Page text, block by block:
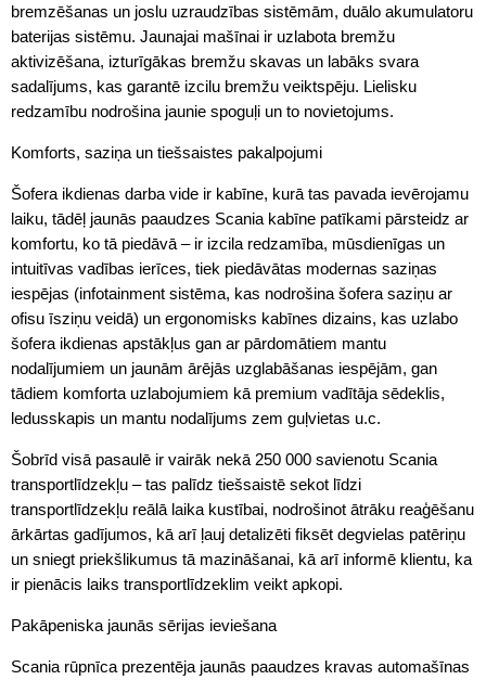
bremzēšanas un joslu uzraudzības sistēmām, duālo akumulatoru
baterijas sistēmu. Jaunajai mašīnai ir uzlabota bremžu
aktivizēšana, izturīgākas bremžu skavas un labāks svara
sadalījums, kas garantē izcilu bremžu veiktspēju. Lielisku
redzamību nodrošina jaunie spoguļi un to novietojums.
Komforts, saziņa un tiešsaistes pakalpojumi
Šofera ikdienas darba vide ir kabīne, kurā tas pavada ievērojamu
laiku, tādēļ jaunās paaudzes Scania kabīne patīkami pārsteidz ar
komfortu, ko tā piedāvā – ir izcila redzamība, mūsdienīgas un
intuitīvas vadības ierīces, tiek piedāvātas modernas saziņas
iespējas (infotainment sistēma, kas nodrošina šofera saziņu ar
ofisu īsziņu veidā) un ergonomisks kabīnes dizains, kas uzlabo
šofera ikdienas apstākļus gan ar pārdomātiem mantu
nodalījumiem un jaunām ārējās uzglabāšanas iespējām, gan
tādiem komforta uzlabojumiem kā premium vadītāja sēdeklis,
ledusskapis un mantu nodalījums zem guļvietas u.c.
Šobrīd visā pasaulē ir vairāk nekā 250 000 savienotu Scania
transportlīdzekļu – tas palīdz tiešsaistē sekot līdzi
transportlīdzekļu reālā laika kustībai, nodrošinot ātrāku reaģēšanu
ārkārtas gadījumos, kā arī ļauj detalizēti fiksēt degvielas patēriņu
un sniegt priekšlikumus tā mazināšanai, kā arī informē klientu, ka
ir pienācis laiks transportlīdzeklim veikt apkopi.
Pakāpeniska jaunās sērijas ieviešana
Scania rūpnīca prezentēja jaunās paaudzes kravas automašīnas